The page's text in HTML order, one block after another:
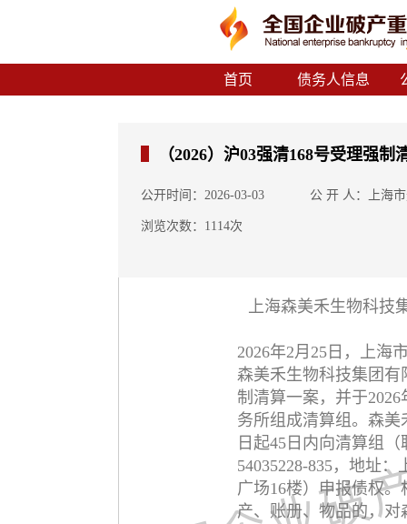
首页 债务人信息
（2026）沪03强清168号受理强
公开时间：2026-03-03 公 开 人：上海
浏览次数：1114次
上海森美禾生物科技
2026年2月25日，上海
森美禾生物科技集团
制清算一案，并于
务所组成清算组。森
日起45日内向清算组
54035228-835，地址
广场16楼）申报债权
产、账册、物品的，